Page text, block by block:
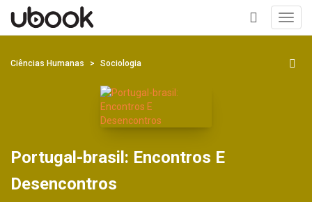
+
Ciências Humanas Sociologia
Portugal-brasil: Encontros E
Desencontros